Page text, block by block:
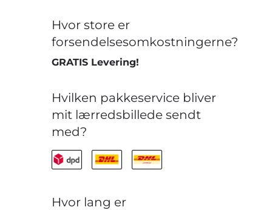
Hvor store er
forsendelsesomkostningerne?
GRATIS Levering!
Hvilken pakkeservice bliver
mit lærredsbillede sendt
med?
Hvor lang er